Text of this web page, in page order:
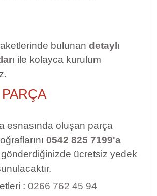
bulunan detaylı
ile kolayca kurulum
esnasında oluşan parça
0542 825 7199'a
ücretsiz yedek
: 0266 762 45 94